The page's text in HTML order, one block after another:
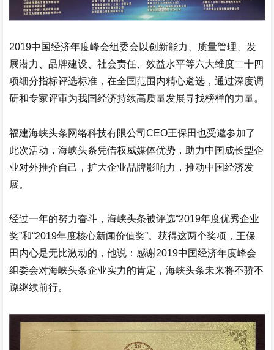
2019中国经济年度峰会组委会以创新能力、质量管理、发
展潜力、品牌建设、社会责任、效益水平等六大维度二十四
项细分指标评选标准，在全国范围内精心遴选，通过深度调
研和专家评审为我国经济持续高质量发展寻找榜样的力量。
福建海峡头条网络科技有限公司CEO王保田也受邀参加了
此次活动，海峡头条凭借权威媒体优势，助力中国成长型企
业对外推介自己，扩大企业品牌影响力，推动中国经济发
展。
经过一年的努力奋斗，海峡头条被评选“2019年度优秀企业
奖”和“2019年度核心新闻价值奖”。获得这两个奖项，王保
田内心是无比激动的，他说：感谢2019中国经济年度峰会
组委会对海峡头条企业实力的肯定，海峡头条未来将不骄不
躁继续前行。